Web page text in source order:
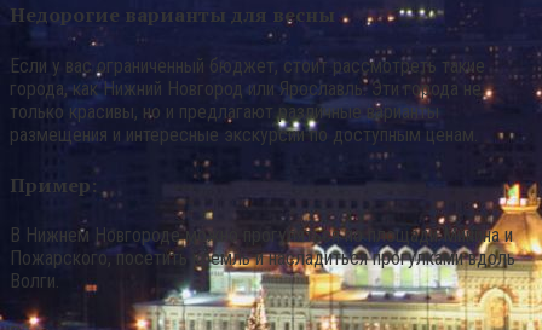
Недорогие варианты для весны
Если у вас ограниченный бюджет, стоит рассмотреть такие
города, как Нижний Новгород или Ярославль. Эти города не
только красивы, но и предлагают различные варианты
размещения и интересные экскурсии по доступным ценам.
Пример:
В Нижнем Новгороде можно прогуляться по площади Минина и
Пожарского, посетить кремль и насладиться прогулками вдоль
Волги.